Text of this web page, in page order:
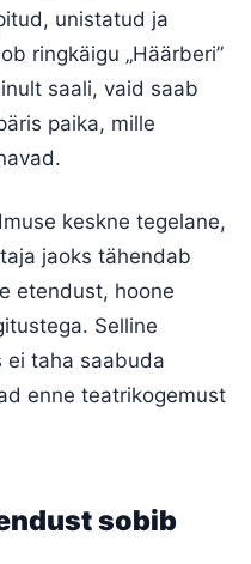
unistatud ja
ringkäigu „Häärberi”
saali, vaid saab
paika, mille
keskne tegelane,
jaoks tähendab
etendust, hoone
Selline
ei taha saabuda
enne teatrikogemust
sobib